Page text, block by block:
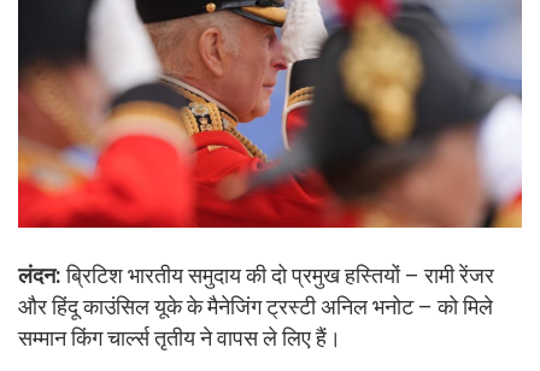
लंदन: ब्रिटिश भारतीय समुदाय की दो प्रमुख हस्तियों – रामी रेंजर
और हिंदू काउंसिल यूके के मैनेजिंग ट्रस्टी अनिल भनोट – को मिले
सम्मान किंग चार्ल्स तृतीय ने वापस ले लिए हैं।